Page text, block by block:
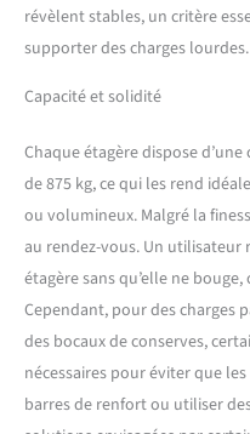
révèlent stables, un critère
supporter des charges lourdes.
Capacité et solidité
Chaque étagère dispose
de 875 kg, ce qui les rend
ou volumineux. Malgré la
au rendez-vous. Un utilisateur
étagère sans qu’elle ne
Cependant, pour des charges
des bocaux de conserves,
nécessaires pour éviter que
barres de renfort ou utiliser